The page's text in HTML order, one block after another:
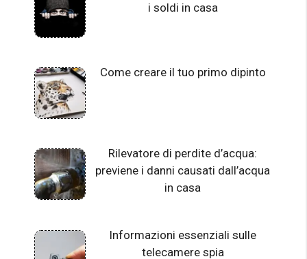
i soldi in casa
Come creare il tuo primo dipinto
Rilevatore di perdite d’acqua:
previene i danni causati dall’acqua
in casa
Informazioni essenziali sulle
telecamere spia